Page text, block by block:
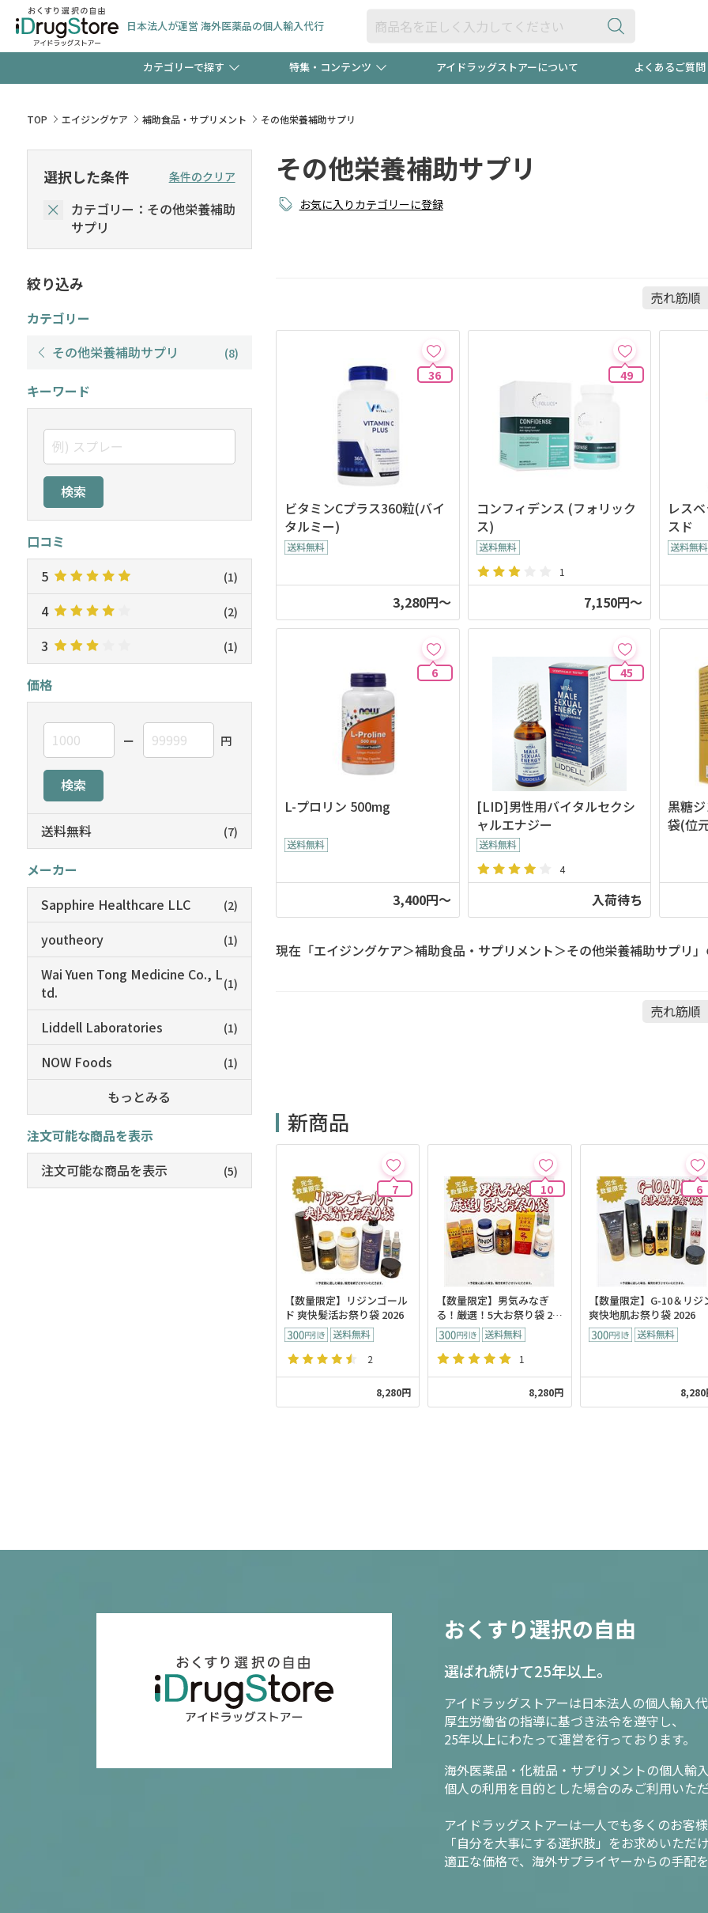
日本法人が運営 海外医薬品の個人輸入代行
カテゴリーで探す
一般医薬品(OTC) 衛生用品・日用品
検査キット ペット用品
特集・コンテンツ
【早割】お得なクーポン"3種類"出現中！今月のスト
新規登録で！今すぐ使えるクーポンプレゼント中！！
今売れ
アイドラッグストアーについて よくあるご質問
TOP エイジングケア 補助食品・サプリメント その他栄養補助サプリ
選択した条件 条件のクリア
カテゴリー：その他栄養補助
サプリ
絞り込み
カテゴリー
その他栄養補助サプリ
(8)
キーワード
検索
口コミ
5
(1)
4 (2)
3 (1)
価格
ー 円
検索
送料無料 (7)
メーカー
Sapphire Healthcare LLC
(2)
youtheory (1)
Wai Yuen Tong Medicine Co., L
td.
(1)
Liddell Laboratories (1)
NOW Foods (1)
もっとみる
注文可能な商品を表示
注文可能な商品を表示
(5)
その他栄養補助サプリ
お気に入りカテゴリーに登録
36
ビタミンCプラス360粒(バイ
タルミー)
3,280円～
49
コンフィデンス (フォリック
ス)
1
7,150円～
レス
スド
6
L-プロリン 500mg
3,400円～
45
[LID]男性用バイタルセクシ
ャルエナジー
4
入荷待ち
黒糖
袋(位
現在「エイジングケア＞補助食品・サプリメント＞その他栄養補助サプリ
新商品
7
【数量限定】リジンゴール
ド 爽快髪活お祭り袋 2026
2
8,280円
10
【数量限定】男気みなぎ
る！厳選！5大お祭り袋 20
26
1
8,280円
6
【数量限定】G-10＆リジ
爽快地肌お祭り袋 2026
8,280
おくすり選択の自由
選ばれ続けて25年以上。
アイドラッグストアーは日本法人の個人輸入
厚生労働省の指導に基づき法令を遵守し、
25年以上にわたって運営を行っております。
海外医薬品・化粧品・サプリメントの個人輸
個人の利用を目的とした場合のみご利用いた
アイドラッグストアーは一人でも多くのお客
「自分を大事にする選択肢」をお求めいただ
適正な価格で、海外サプライヤーからの手配